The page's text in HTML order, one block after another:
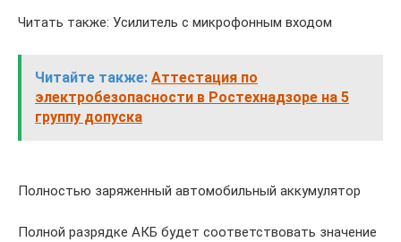
Читать также: Усилитель с микрофонным входом
Читайте также: Аттестация по
электробезопасности в Ростехнадзоре на 5
группу допуска
Полностью заряженный автомобильный аккумулятор
Полной разрядке АКБ будет соответствовать значение